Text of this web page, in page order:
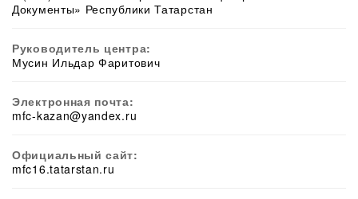
Документы» Республики Татарстан
Руководитель центра:
Мусин Ильдар Фаритович
Электронная почта:
mfc-kazan@yandex.ru
Официальный сайт:
mfc16.tatarstan.ru